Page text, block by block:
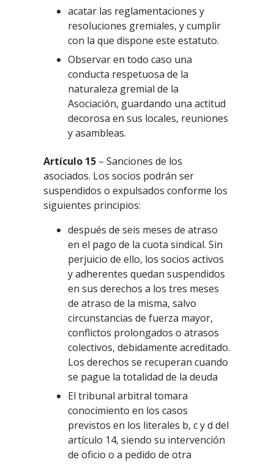
acatar las reglamentaciones y
resoluciones gremiales, y cumplir
con la que dispone este estatuto.
Observar en todo caso una
conducta respetuosa de la
naturaleza gremial de la
Asociación, guardando una actitud
decorosa en sus locales, reuniones
y asambleas.
Artículo 15 – Sanciones de los
asociados. Los socios podrán ser
suspendidos o expulsados conforme los
siguientes principios:
después de seis meses de atraso
en el pago de la cuota sindical. Sin
perjuicio de ello, los socios activos
y adherentes quedan suspendidos
en sus derechos a los tres meses
de atraso de la misma, salvo
circunstancias de fuerza mayor,
conflictos prolongados o atrasos
colectivos, debidamente acreditado.
Los derechos se recuperan cuando
se pague la totalidad de la deuda
El tribunal arbitral tomara
conocimiento en los casos
previstos en los literales b, c y d del
artículo 14, siendo su intervención
de oficio o a pedido de otra